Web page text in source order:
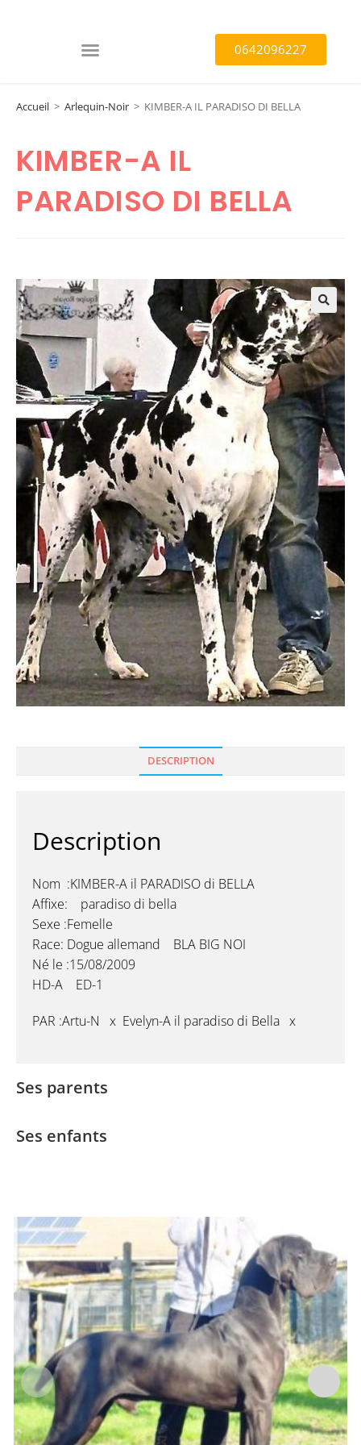
0642096227
Accueil > Arlequin-Noir > KIMBER-A IL PARADISO DI BELLA
KIMBER-A IL
PARADISO DI BELLA
🔍
DESCRIPTION
Description
Nom :KIMBER-A il PARADISO di BELLA
Affixe: paradiso di bella
Sexe :Femelle
Race: Dogue allemand BLA BIG NOI
Né le :15/08/2009
HD-A ED-1
PAR :Artu-N x Evelyn-A il paradiso di Bella x
Ses parents
Ses enfants